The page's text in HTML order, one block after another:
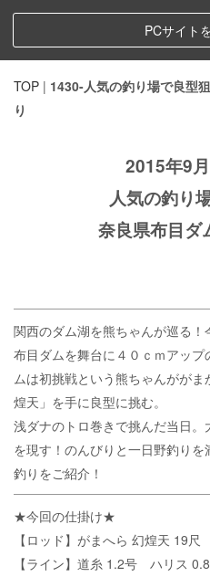
PCサイト
TOP | 1430-人気の釣り場で良型
り
2015年9
人気の釣り
奈良県布目ダ
関西のダム湖を熊ちゃんが巡る
布目ダムを舞台に４０ｃｍアッ
ムは初挑戦という熊ちゃんがが
煌天」を手に良型に挑む。
浅ダナのトロ巻きで挑んだ当日
を現す！のんびりと一日野釣り
釣りをご紹介！
★今回の仕掛け★
【ロッド】がまへら 幻煌天 19尺
【ライン】道糸 1.2号 ハリス